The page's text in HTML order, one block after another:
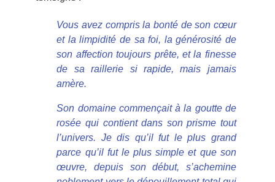
Vous avez compris la bonté de son cœur
et la limpidité de sa foi, la générosité de
son affection toujours prête, et la finesse
de sa raillerie si rapide, mais jamais
amère.
Son domaine commençait à la goutte de
rosée qui contient dans son prisme tout
l’univers. Je dis qu’il fut le plus grand
parce qu’il fut le plus simple et que son
œuvre, depuis son début, s’achemine